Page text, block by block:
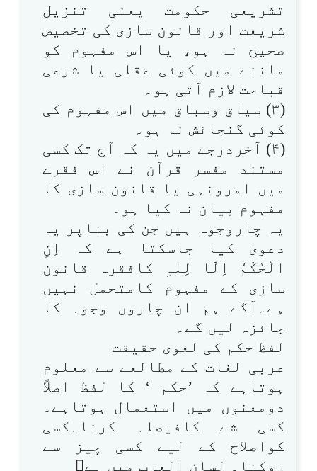
تشریعی حکومت یعنی تنزیل
شریعت اور قانون سازی کی تخصیص
صحیح نہ ہو، یا اس مفہوم کو
ماننے میں کوئی عقلی یا شرعی
قباحت لازم آتی ہو۔
(۳) سیاق وسباق میں اس مفہوم کی
کوئی گنجائش نہ ہو۔
(۴) آخردرجے میں یہ کہ آج تک کسی
مستند مفسر قرآن نے اس فقرے
میں امرونہی یا قانون سازی کا
مفہوم بیان نہ کیا ہو۔
یہ چاروجوہ ہیں جن کی بناپر یہ
دعویٰ کیا جاسکتا ہے کہ اِنِ
الْحُکْمُ اِلَّا لِلہِ کافقرہ قانون
سازی کے مفہوم کامتحمل نہیں
ہے۔آگے ہم ان چاروں وجوہ کا
جائزہ لیں گے۔
لفظ حکم کی لغوی حقیقت
عربی لغات کے مطالعے سے معلوم
ہوتاہے کہ ’حکم ‘ کا لفظ اصلاً
دومعنوں میں استعمال ہوتاہے۔
کسی شے کافیصلہ کرنا۔کسی
کواصلاح کے لیے کسی چیز سے
روکنا۔ لسان العرب میں ہے